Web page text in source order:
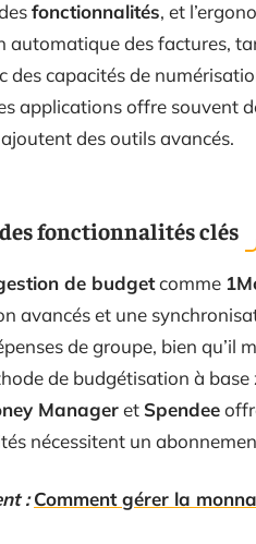
fonctionnalités, et
automatique des factures,
des capacités de
applications offre souvent
des outils avancés.
fonctionnalités clés
de budgetcomme
avancés et une
de groupe, bien qu’il
de budgétisation à
Manageret Spendee
nécessitent un
: Comment gérer la